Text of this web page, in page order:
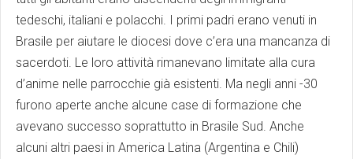
tedeschi, italiani e polacchi. I primi padri erano venuti in
Brasile per aiutare le diocesi dove c’era una mancanza di
sacerdoti. Le loro attività rimanevano limitate alla cura
d’anime nelle parrocchie già esistenti. Ma negli anni -30
furono aperte anche alcune case di formazione che
avevano successo soprattutto in Brasile Sud. Anche
alcuni altri paesi in America Latina (Argentina e Chili)